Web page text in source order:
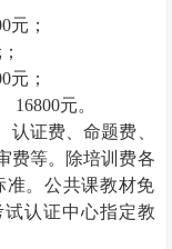
元；
元；
16800元。
认证费、命题费、
费等。除培训费各
。公共课教材免
试认证中心指定教